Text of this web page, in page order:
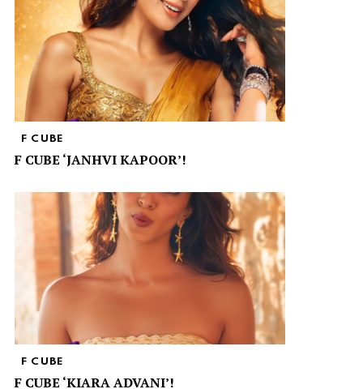
F CUBE
F CUBE ‘JANHVI KAPOOR’!
F CUBE
F CUBE ‘KIARA ADVANI’!